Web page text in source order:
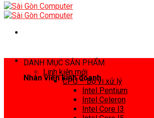
Nhân viên kinh doanh
DANH MỤC SẢN PHẨM
Linh kiện mới
CPU – Bộ vi xử lý
Intel Pentium
Intel Celeron
Intel Core I3